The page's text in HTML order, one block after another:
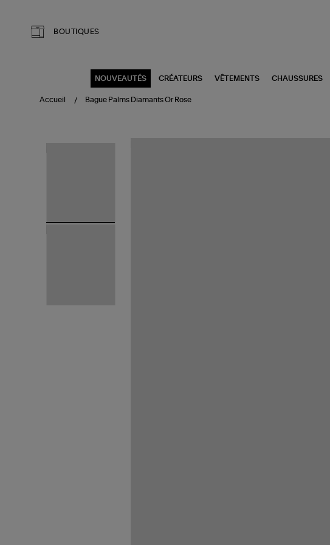
BOUTIQUES
NOUVEAUTÉS CRÉATEURS VÊTEMENTS CHAUSSURES
Accueil Bague Palms Diamants Or Rose